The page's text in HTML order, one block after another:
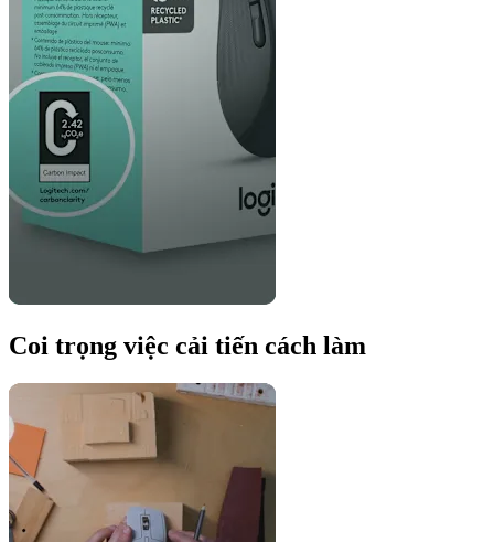
Coi trọng việc cải tiến cách làm